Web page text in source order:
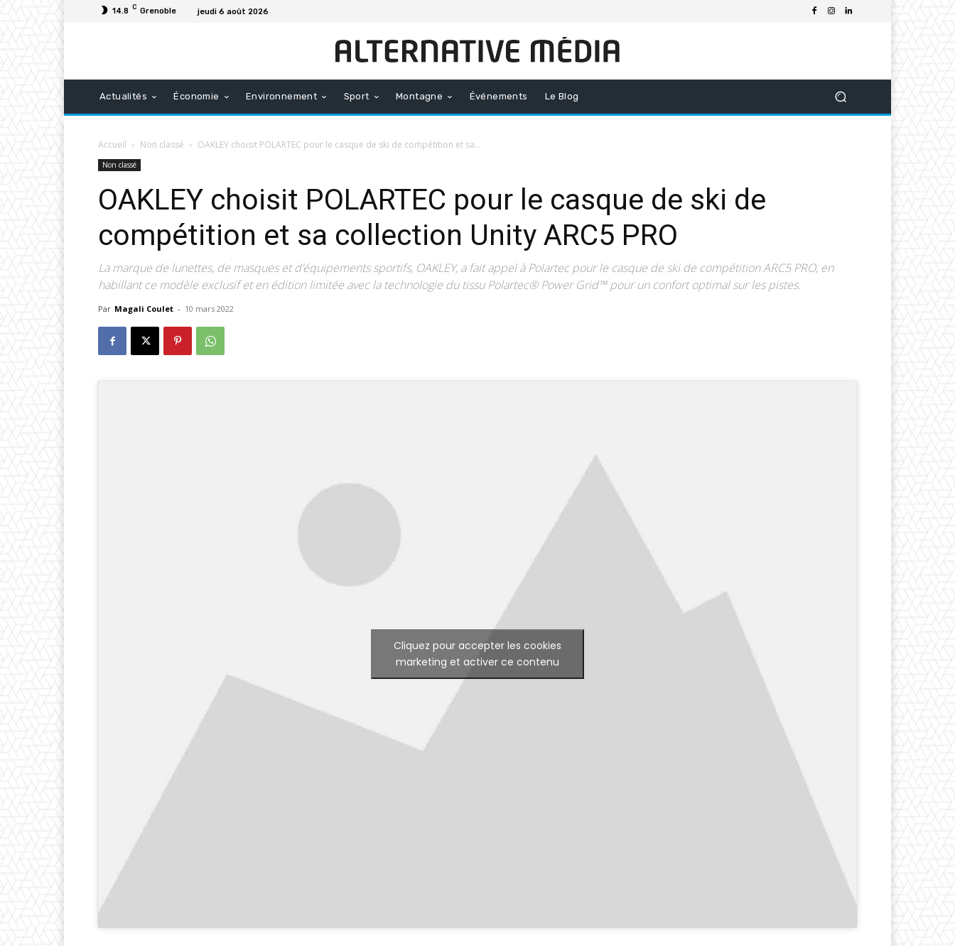
14.8 C Grenoble jeudi 6 août 2026
Actualités Économie Environnement Sport Montagne Événements Le Blog
Accueil Non classé OAKLEY choisit POLARTEC pour le casque de ski de compétition et sa...
Non classé
OAKLEY choisit POLARTEC pour le casque de ski de
compétition et sa collection Unity ARC5 PRO
La marque de lunettes, de masques et d’équipements sportifs, OAKLEY, a fait appel à Polartec pour le casque de ski de compétition ARC5 PRO, en
habillant ce modèle exclusif et en édition limitée avec la technologie du tissu Polartec® Power Grid™ pour un confort optimal sur les pistes.
Par Magali Coulet - 10 mars 2022
Cliquez pour accepter les cookies
marketing et activer ce contenu